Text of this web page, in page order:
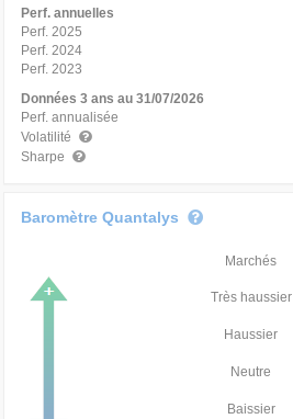
Perf. annuelles
Perf. 2025
Perf. 2024
Perf. 2023
Données 3 ans au 31/07/2026
Perf. annualisée
Volatilité
Sharpe
Baromètre Quantalys
Marchés
Très haussier
Haussier
Neutre
Baissier